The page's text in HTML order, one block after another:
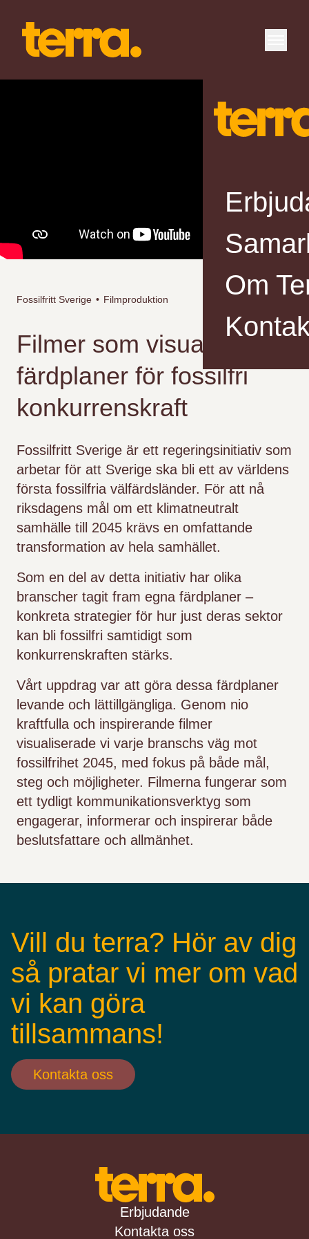
Om
Fossilfritt Sverige • Filmproduktion
Filmer som visualiserar
färdplaner för fossilfri
konkurrenskraft
Fossilfritt Sverige är ett regeringsinitiativ som
arbetar för att Sverige ska bli ett av världens
första fossilfria välfärdsländer. För att nå
riksdagens mål om ett klimatneutralt
samhälle till 2045 krävs en omfattande
transformation av hela samhället.
Som en del av detta initiativ har olika
branscher tagit fram egna färdplaner –
konkreta strategier för hur just deras sektor
kan bli fossilfri samtidigt som
konkurrenskraften stärks.
Vårt uppdrag var att göra dessa färdplaner
levande och lättillgängliga. Genom nio
kraftfulla och inspirerande filmer
visualiserade vi varje branschs väg mot
fossilfrihet 2045, med fokus på både mål,
steg och möjligheter. Filmerna fungerar som
ett tydligt kommunikationsverktyg som
engagerar, informerar och inspirerar både
beslutsfattare och allmänhet.
Vill du terra? Hör av dig
så pratar vi mer om vad
vi kan göra
tillsammans!
Kontakta oss
Erbjudande
Kontakta oss